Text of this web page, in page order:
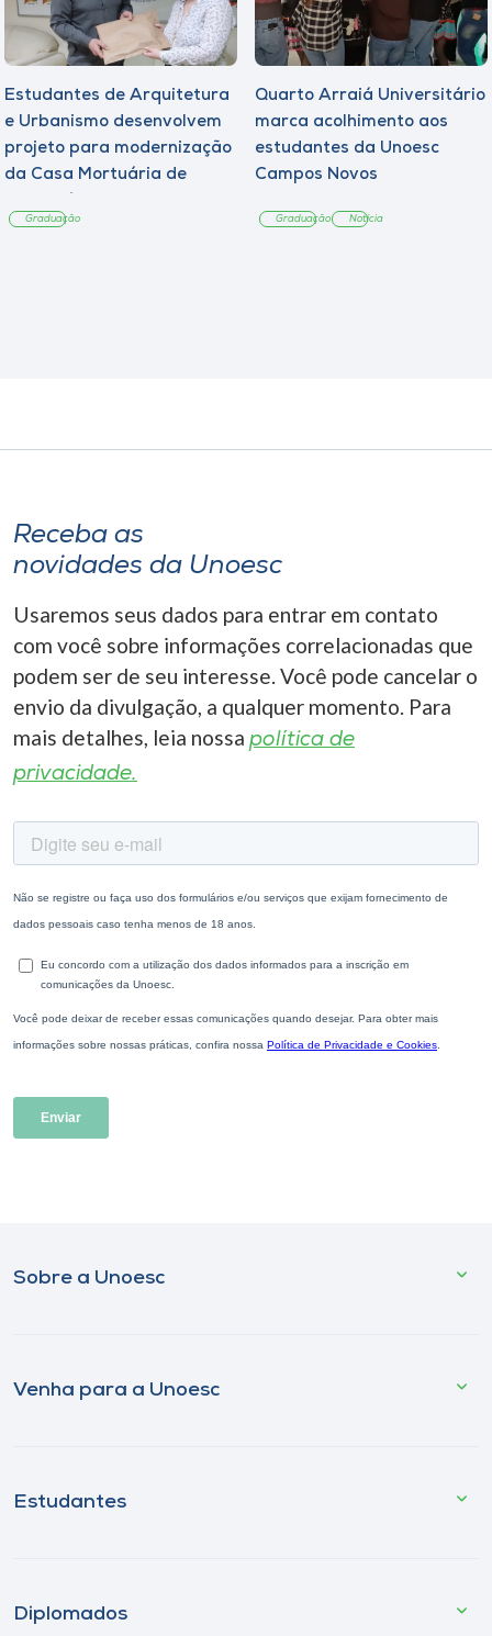
Estudantes de Arquitetura
e Urbanismo desenvolvem
projeto para modernização
da Casa Mortuária de
Graduação
Quarto Arraiá Universitário
marca acolhimento aos
estudantes da Unoesc
Campos Novos
Graduação Notícia
Receba as
novidades da Unoesc
Usaremos seus dados para entrar em contato
com você sobre informações correlacionadas que
podem ser de seu interesse. Você pode cancelar o
envio da divulgação, a qualquer momento. Para
mais detalhes, leia nossa política de
privacidade.
Sobre a Unoesc
Venha para a Unoesc
Estudantes
Diplomados